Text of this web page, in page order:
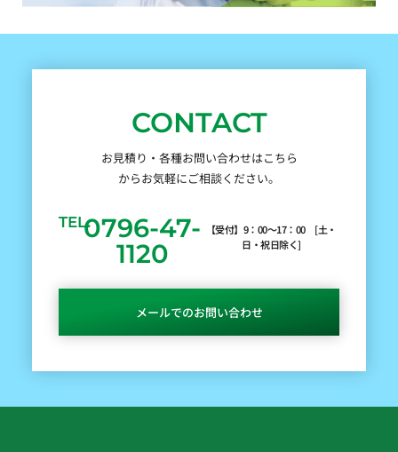
CONTACT
お見積り・各種お問い合わせはこちら
からお気軽にご相談ください。
TEL.0796-47-
1120
【受付】9：00～17：00 [土・
日・祝日除く]
メールでのお問い合わせ